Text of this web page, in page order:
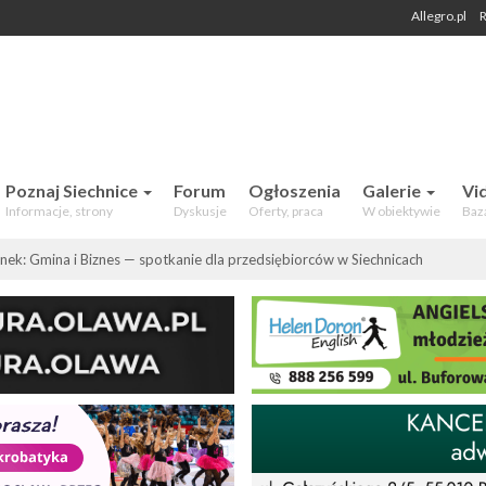
Aktualności,
Allegro.pl
Poznaj Siechnice
Informacje, strony
Forum
Dyskusje
Ogłoszenia
Oferty, praca
Galerie
W obiektywie
Gmina i Biznes — spotkanie dla przedsiębiorców w Siechnicach